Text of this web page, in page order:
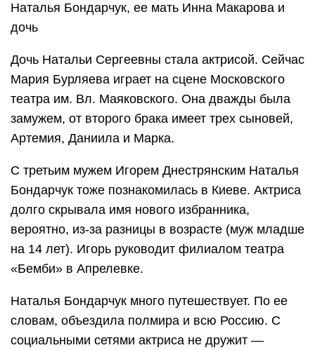
Наталья Бондарчук, ее мать Инна Макарова и
дочь
Дочь Натальи Сергеевны стала актрисой. Сейчас
Мария Бурляева играет на сцене Московского
театра им. Вл. Маяковского. Она дважды была
замужем, от второго брака имеет трех сыновей,
Артемия, Даниила и Марка.
С третьим мужем Игорем Днестрянским Наталья
Бондарчук тоже познакомилась в Киеве. Актриса
долго скрывала имя нового избранника,
вероятно, из-за разницы в возрасте (муж младше
на 14 лет). Игорь руководит филиалом театра
«Бемби» в Апрелевке.
Наталья Бондарчук много путешествует. По ее
словам, объездила полмира и всю Россию. С
социальными сетями актриса не дружит —